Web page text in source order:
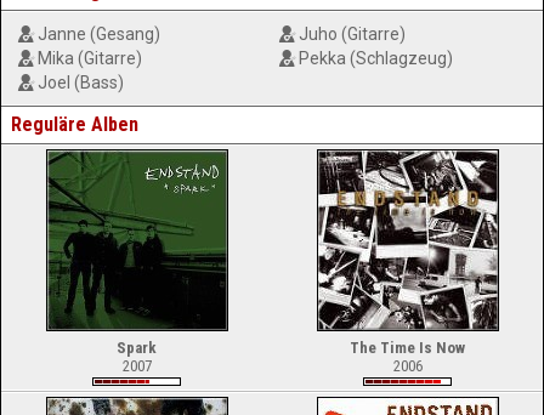
Janne (Gesang)
Mika (Gitarre)
Joel (Bass)
Juho (Gitarre)
Pekka (Schlagzeug)
Reguläre Alben
Spark
2007
The Time Is Now
2006